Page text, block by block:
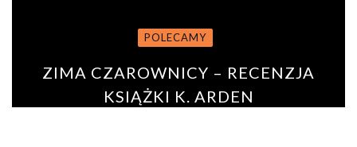
POLECAMY
ZIMA CZAROWNICY – RECENZJA
KSIĄŻKI K. ARDEN